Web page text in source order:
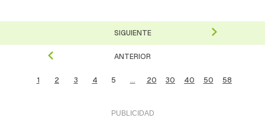
ANTERIOR
1 2 3 4 5 ... 20 30 40 50 58
SIGUIENTE